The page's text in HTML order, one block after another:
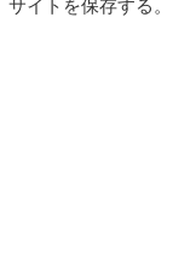
イトを保存する。